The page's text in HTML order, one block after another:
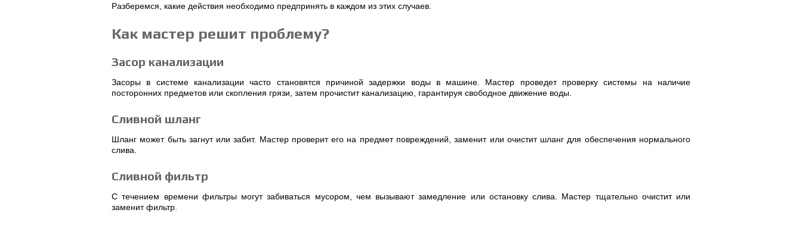
Разберемся, какие действия необходимо предпринять в каждом из этих случаев.
Как мастер решит проблему?
Засор канализации
Засоры в системе канализации часто становятся причиной задержки воды в машине. Мастер проведет проверку системы на наличие
посторонних предметов или скопления грязи, затем прочистит канализацию, гарантируя свободное движение воды.
Сливной шланг
Шланг может быть загнут или забит. Мастер проверит его на предмет повреждений, заменит или очистит шланг для обеспечения нормального
слива.
Сливной фильтр
С течением времени фильтры могут забиваться мусором, чем вызывают замедление или остановку слива. Мастер тщательно очистит или
заменит фильтр.